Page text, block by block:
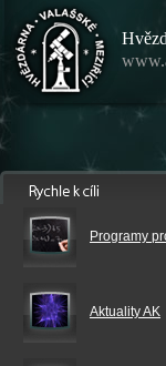
Programy
Aktuality AK